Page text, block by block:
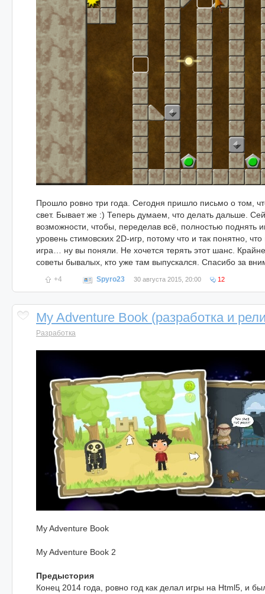
Прошло ровно три года. Сегодня пришло письмо о том,
свет. Бывает же :) Теперь думаем, что делать дальше.
возможности, чтобы, переделав всё, полностью поднять
уровень стимовских 2D-игр, потому что и так понятно,
игра… ну вы поняли. Не хочется терять этот шанс.
советы бывалых, кто уже там выпускался. Спасибо за
+4 Spyro23 30 августа 2015, 20:00 12
My Adventure Book (разработка и
Разработка
My Adventure Book
My Adventure Book 2
Предыстория
Конец 2014 года, ровно год как делал игры на Html5, и